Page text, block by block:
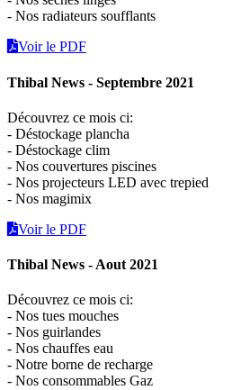
- Nos radiateurs soufflants
Voir le PDF
Thibal News - Septembre 2021
Découvrez ce mois ci:
- Déstockage plancha
- Déstockage clim
- Nos couvertures piscines
- Nos projecteurs LED avec trepied
- Nos magimix
Voir le PDF
Thibal News - Aout 2021
Découvrez ce mois ci:
- Nos tues mouches
- Nos guirlandes
- Nos chauffes eau
- Notre borne de recharge
- Nos consommables Gaz